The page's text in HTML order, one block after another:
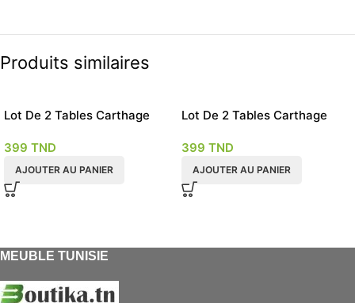
Produits similaires
Lot De 2 Tables Carthage
399 TND
AJOUTER AU PANIER
Lot De 2 Tables Carthage
399 TND
AJOUTER AU PANIER
MEUBLE TUNISIE